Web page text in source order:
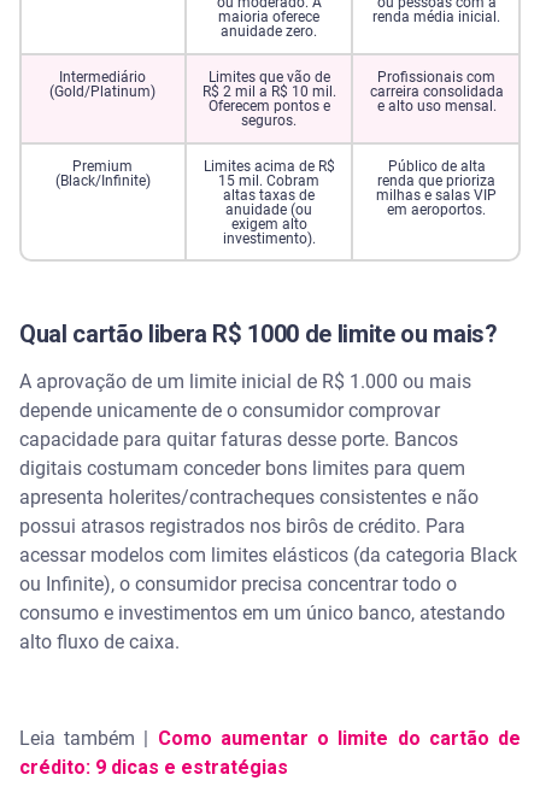
maioria oferece
anuidade zero.
renda média inicial.
Intermediário
(Gold/Platinum)
Limites que vão de
R$ 2 mil a R$ 10 mil.
Oferecem pontos e
seguros.
Profissionais com
carreira consolidada
e alto uso mensal.
Premium
(Black/Infinite)
Limites acima de R$
15 mil. Cobram
altas taxas de
anuidade (ou
exigem alto
investimento).
Público de alta
renda que prioriza
milhas e salas VIP
em aeroportos.
Qual cartão libera R$ 1000 de limite ou mais?
A aprovação de um limite inicial de R$ 1.000 ou mais
depende unicamente de o consumidor comprovar
capacidade para quitar faturas desse porte. Bancos
digitais costumam conceder bons limites para quem
apresenta holerites/contracheques consistentes e não
possui atrasos registrados nos birôs de crédito. Para
acessar modelos com limites elásticos (da categoria Black
ou Infinite), o consumidor precisa concentrar todo o
consumo e investimentos em um único banco, atestando
alto fluxo de caixa.
Leia também | Como aumentar o limite do cartão de
crédito: 9 dicas e estratégias